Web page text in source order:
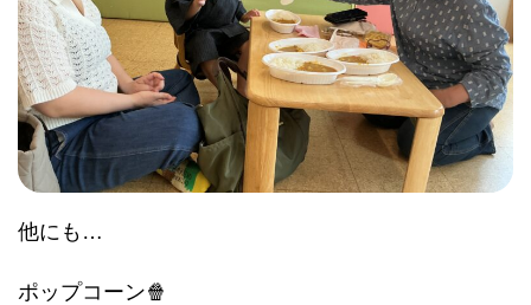
他にも…
ポップコーン🍿